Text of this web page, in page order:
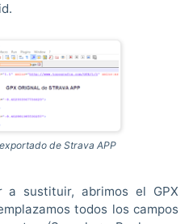
de Strava APP
a sustituir, abrimos el GPX
todos los campos